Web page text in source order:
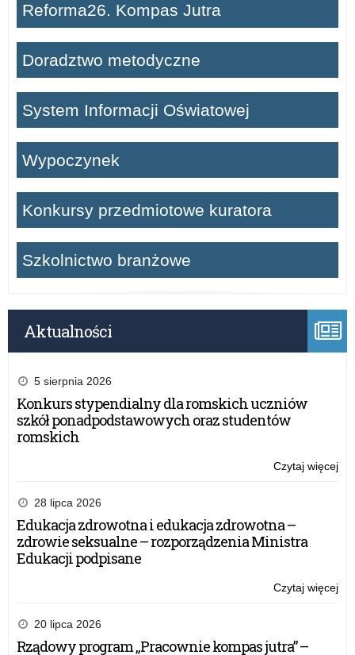
Reforma26. Kompas Jutra
Doradztwo metodyczne
System Informacji Oświatowej
Wypoczynek
Konkursy przedmiotowe kuratora
Szkolnictwo branżowe
Aktualności
5 sierpnia 2026
Konkurs stypendialny dla romskich uczniów
szkół ponadpodstawowych oraz studentów
romskich
Czytaj więcej
28 lipca 2026
Edukacja zdrowotna i edukacja zdrowotna –
zdrowie seksualne – rozporządzenia Ministra
Edukacji podpisane
Czytaj więcej
20 lipca 2026
Rządowy program „Pracownie kompas jutra” –